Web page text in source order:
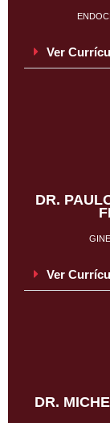
Ver
DR.
Ver
DR.